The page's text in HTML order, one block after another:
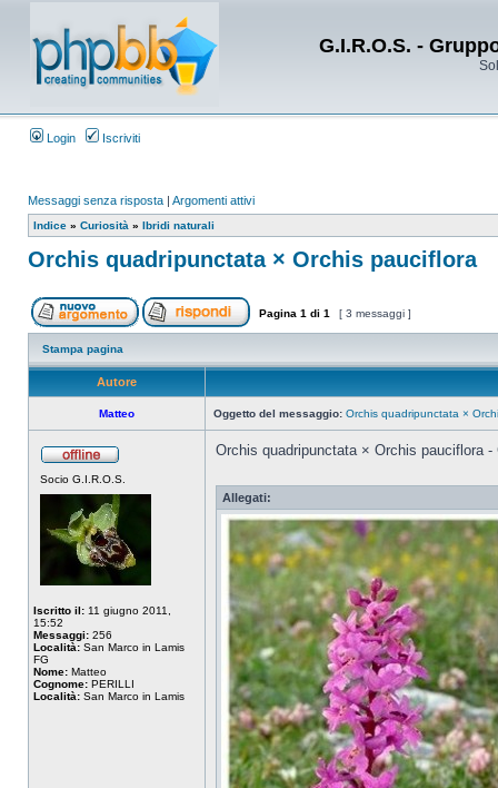
G.I.R.O.S. -
Login Iscriviti
Messaggi senza risposta | Argomenti attivi
Indice » Curiosità » Ibridi naturali
Orchis quadripunctata × Orchis pauciflora
Pagina 1 di 1 [ 3 messaggi ]
Stampa pagina
Autore
Matteo Oggetto del messaggio: Orchis quadripunctata ×
Socio G.I.R.O.S.
Iscritto il: 11 giugno 2011,
15:52
Messaggi: 256
Località: San Marco in Lamis
FG
Nome: Matteo
Cognome: PERILLI
Località: San Marco in Lamis
Orchis quadripunctata × Orchis pauciflora -
Allegati: